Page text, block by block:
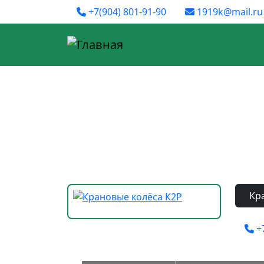
Перейти к основному содержанию
Social
+7(904) 801-91-90 1919k@mail.ru